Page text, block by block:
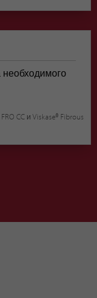
CC и Viskase® Fibrous